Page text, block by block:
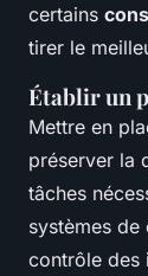
certains
tirer le
Établir un
Mettre en
préserver la
tâches
systèmes
contrôle des